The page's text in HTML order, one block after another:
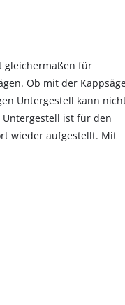
gleichermaßen für
Ob mit der
Untergestell kann
ist für den
wieder aufgestellt. Mit